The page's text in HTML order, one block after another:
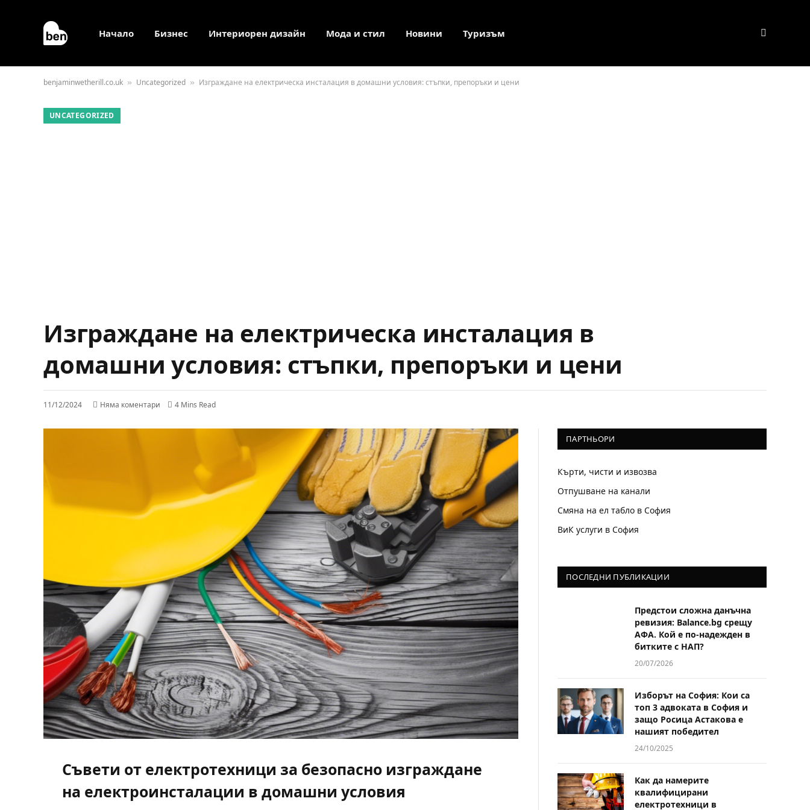
Начало Бизнес Интериорен дизайн Мода и стил Новини Туризъм
benjaminwetherill.co.uk » Uncategorized » Изграждане на електрическа инсталация в домашни условия: стъпки, препоръки и цени
UNCATEGORIZED
Изграждане на електрическа инсталация в
домашни условия: стъпки, препоръки и цени
11/12/2024 Няма коментари 4 Mins Read
Съвети от електротехници за безопасно изграждане
на електроинсталации в домашни условия
ПАРТНЬОРИ
Кърти, чисти и извозва
Отпушване на канали
Смяна на ел табло в София
ВиК услуги в София
ПОСЛЕДНИ ПУБЛИКАЦИИ
Предстои сложна данъчна
ревизия: Balance.bg срещу
АФА. Кой е по-надежден в
битките с НАП?
20/07/2026
Изборът на София: Кои са
топ 3 адвоката в София и
защо Росица Астакова е
нашият победител
24/10/2025
Как да намерите
квалифицирани
електротехници в